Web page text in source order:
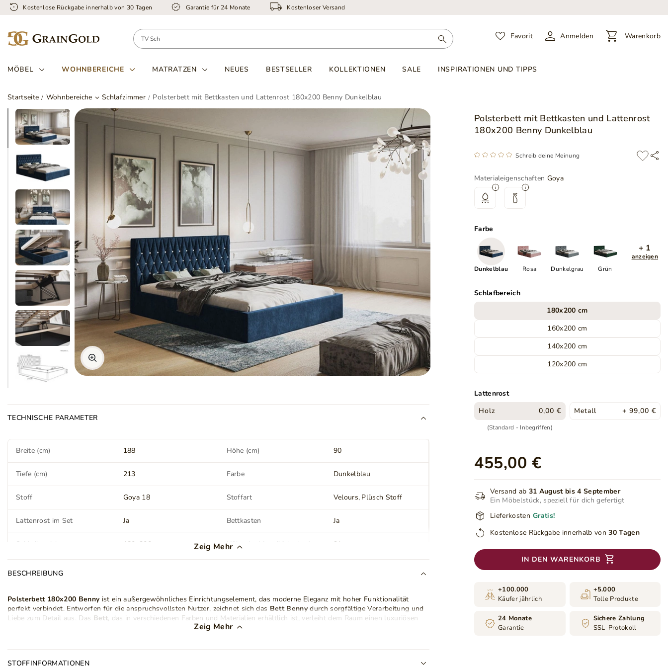
Kostenlose Rückgabe innerhalb von 30 Tagen Garantie für 24 Monate Kostenloser Versand
Favorit Anmelden Warenkorb
MÖBEL WOHNBEREICHE MATRATZEN NEUES BESTSELLER KOLLEKTIONEN SALE INSPIRATIONEN UND TIPPS
Startseite Wohnbereiche Schlafzimmer Polsterbett mit Bettkasten und Lattenrost 180x200 Benny Dunkelblau
Polsterbett mit Bettkasten und Lattenrost
180x200 Benny Dunkelblau
Schreib deine Meinung
Materialeigenschaften Goya
Farbe
Dunkelblau Rosa Dunkelgrau Grün
+ 1
anzeigen
Schlafbereich
180x200 cm
160x200 cm
140x200 cm
120x200 cm
Lattenrost
Holz
0,00 €
(Standard - Inbegriffen)
Metall + 99,00 €
455,00 €
Versand ab 31 August bis 4 September
Ein Möbelstück, speziell für dich gefertigt
Lieferkosten Gratis!
Kostenlose Rückgabe innerhalb von 30 Tagen
IN DEN WARENKORB
+100.000
Käufer jährlich
+5.000
Tolle Produkte
24 Monate
Garantie
Sichere Zahlung
SSL-Protokoll
TECHNISCHE PARAMETER
Breite (cm) 188 Höhe (cm) 90
Tiefe (cm) 213 Farbe Dunkelblau
Stoff Goya 18 Stoffart Velours Plüsch Stoff
Lattenrost im Set Ja Bettkasten Ja
Schlafbereich 180x200 cm Höhe der Liegefläche (cm) 31
Klassisch
Anzahl der Pakete 3 Gewicht 67 kg
Zeig Mehr
BESCHREIBUNG
Polsterbett 180x200 Benny ist ein außergewöhnliches Einrichtungselement, das moderne Eleganz mit hoher Funktionalität
perfekt verbindet. Entworfen für die anspruchsvollsten Nutzer, zeichnet sich das Bett Benny durch sorgfältige Verarbeitung und
Liebe zum Detail aus. Das Bett, das in verschiedenen Farben und Materialien erhältlich ist, verleiht dem Raum einen luxuriösen
Bettkasten wurde ein nach oben öffnender Rahmen verwendet, der durch Federautomatik angehoben wird.
Zeig Mehr
STOFFINFORMATIONEN